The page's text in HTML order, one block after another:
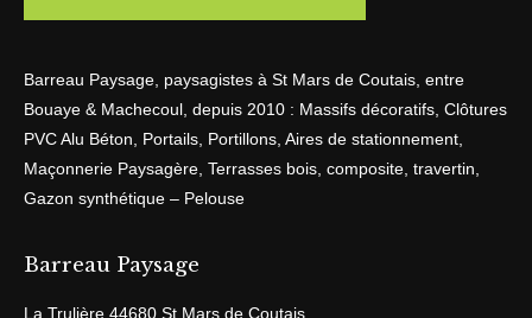
Barreau Paysage, paysagistes à St Mars de Coutais, entre
Bouaye & Machecoul, depuis 2010 : Massifs décoratifs, Clôtures
PVC Alu Béton, Portails, Portillons, Aires de stationnement,
Maçonnerie Paysagère, Terrasses bois, composite, travertin,
Gazon synthétique – Pelouse
Barreau Paysage
La Trulière 44680 St Mars de Coutais